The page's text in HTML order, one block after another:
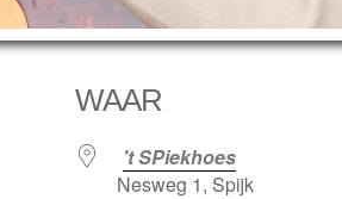
WAAR
't SPiekhoes
Nesweg 1, Spijk